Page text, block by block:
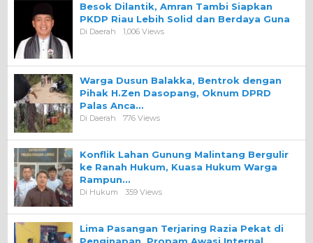
Besok Dilantik, Amran Tambi Siapkan
PKDP Riau Lebih Solid dan Berdaya Guna
Di Daerah 1,006 Views
Warga Dusun Balakka, Bentrok dengan
Pihak H.Zen Dasopang, Oknum DPRD
Palas Anca…
Di Daerah 776 Views
Konflik Lahan Gunung Malintang Bergulir
ke Ranah Hukum, Kuasa Hukum Warga
Rampun…
Di Hukum 359 Views
Lima Pasangan Terjaring Razia Pekat di